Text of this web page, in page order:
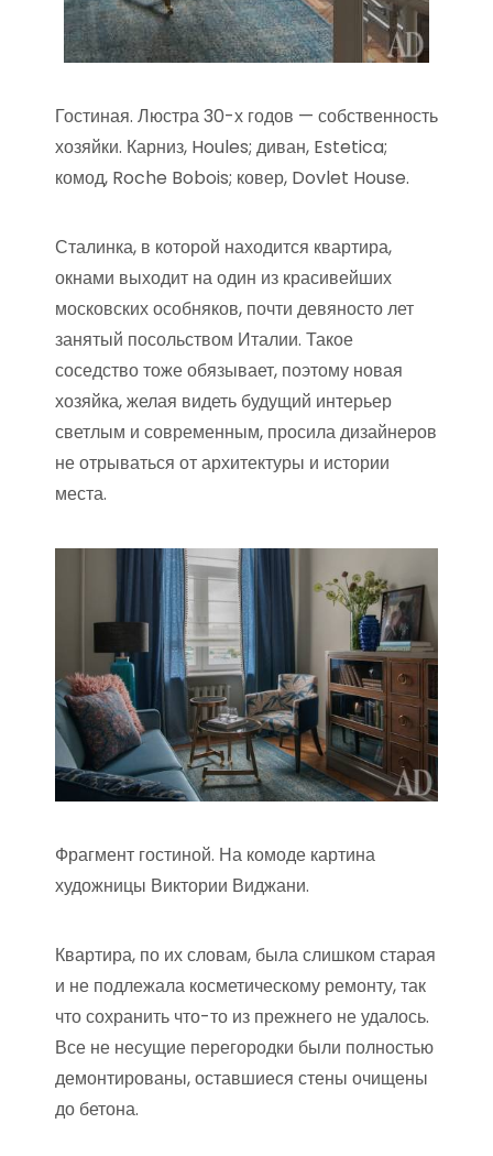
Гостиная. Люстра 30-х годов — собственность
хозяйки. Карниз, Houles; диван, Estetica;
комод, Roche Bobois; ковер, Dovlet House.
Сталинка, в которой находится квартира,
окнами выходит на один из красивейших
московских особняков, почти девяносто лет
занятый посольством Италии. Такое
соседство тоже обязывает, поэтому новая
хозяйка, желая видеть будущий интерьер
светлым и современным, просила дизайнеров
не отрываться от архитектуры и истории
места.
Фрагмент гостиной. На комоде картина
художницы Виктории Виджани.
Квартира, по их словам, была слишком старая
и не подлежала косметическому ремонту, так
что сохранить что-то из прежнего не удалось.
Все не несущие перегородки были полностью
демонтированы, оставшиеся стены очищены
до бетона.